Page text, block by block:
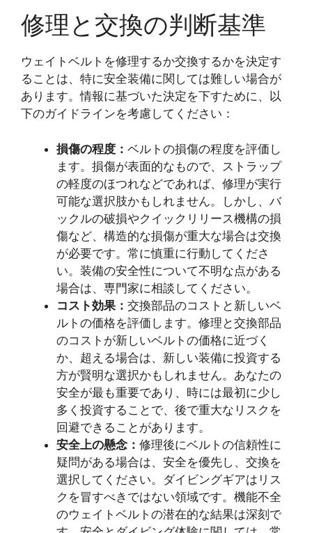
修理と交換の判断基準
ウェイトベルトを修理するか交換するかを決定す
ることは、特に安全装備に関しては難しい場合が
あります。情報に基づいた決定を下すために、以
下のガイドラインを考慮してください：
損傷の程度： ベルトの損傷の程度を評価し
ます。損傷が表面的なもので、ストラップ
の軽度のほつれなどであれば、修理が実行
可能な選択肢かもしれません。しかし、バ
ックルの破損やクイックリリース機構の損
傷など、構造的な損傷が重大な場合は交換
が必要です。常に慎重に行動してくださ
い。装備の安全性について不明な点がある
場合は、専門家に相談してください。
コスト効果： 交換部品のコストと新しいベ
ルトの価格を評価します。修理と交換部品
のコストが新しいベルトの価格に近づく
か、超える場合は、新しい装備に投資する
方が賢明な選択かもしれません。あなたの
安全が最も重要であり、時には最初に少し
多く投資することで、後で重大なリスクを
回避できることがあります。
安全上の懸念： 修理後にベルトの信頼性に
疑問がある場合は、安全を優先し、交換を
選択してください。ダイビングギアはリス
クを冒すべきではない領域です。機能不全
のウェイトベルトの潜在的な結果は深刻で